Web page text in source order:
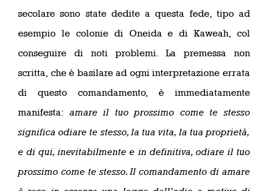
secolare sono state dedite a questa fede, tipo ad
esempio le colonie di Oneida e di Kaweah, col
conseguire di noti problemi. La premessa non
scritta, che è basilare ad ogni interpretazione errata
di questo comandamento, è immediatamente
manifesta: amare il tuo prossimo come te stesso
significa odiare te stesso, la tua vita, la tua proprietà,
e di qui, inevitabilmente e in definitiva, odiare il tuo
prossimo come te stesso. Il comandamento di amare